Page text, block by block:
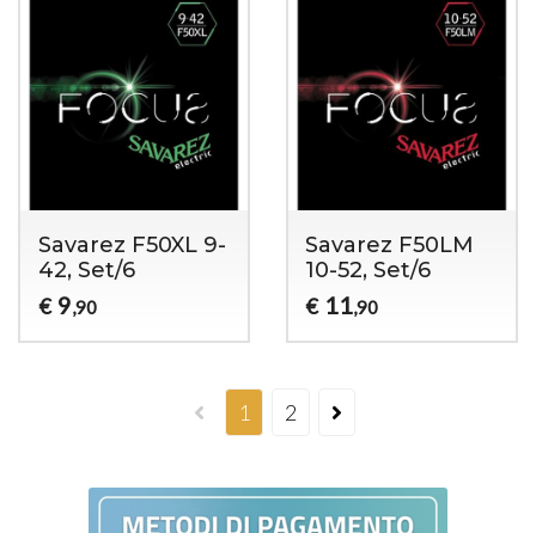
Savarez F50XL 9-
42, Set/6
€ 9,90
Savarez F50LM
10-52, Set/6
€ 11,90
1 2